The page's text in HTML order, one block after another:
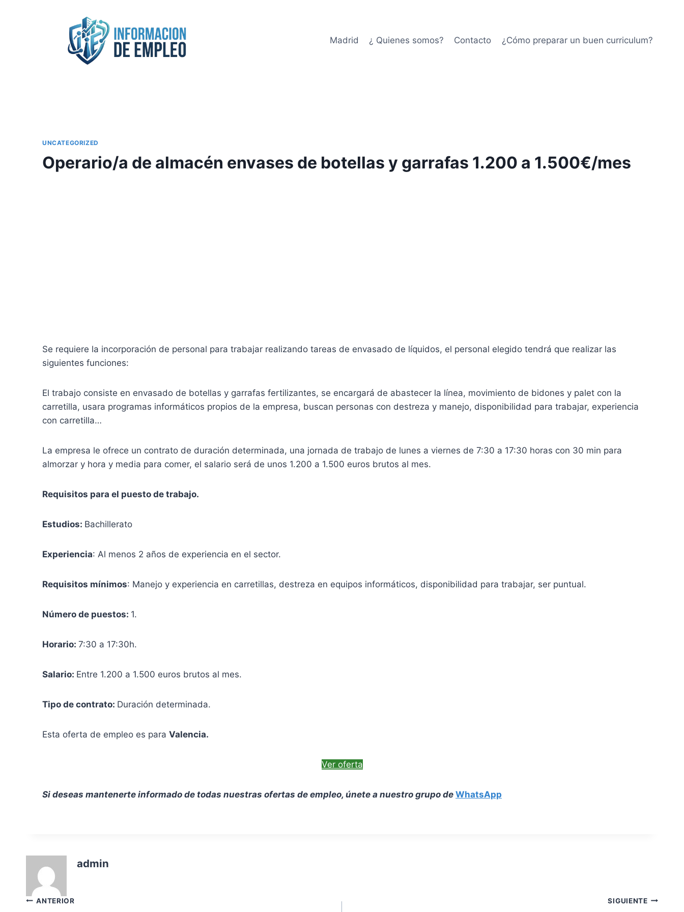
Madrid ¿ Quienes somos? Contacto ¿Cómo preparar un buen curriculum?
UNCATEGORIZED
Operario/a de almacén envases de botellas y garrafas 1.200 a 1.500€/mes
Se requiere la incorporación de personal para trabajar realizando tareas de envasado de líquidos, el personal elegido tendrá que realizar las
siguientes funciones:
El trabajo consiste en envasado de botellas y garrafas fertilizantes, se encargará de abastecer la línea, movimiento de bidones y palet con la
carretilla, usara programas informáticos propios de la empresa, buscan personas con destreza y manejo, disponibilidad para trabajar, experiencia
con carretilla…
La empresa le ofrece un contrato de duración determinada, una jornada de trabajo de lunes a viernes de 7:30 a 17:30 horas con 30 min para
almorzar y hora y media para comer, el salario será de unos 1.200 a 1.500 euros brutos al mes.
Requisitos para el puesto de trabajo.
Estudios: Bachillerato
Experiencia: Al menos 2 años de experiencia en el sector.
Requisitos mínimos: Manejo y experiencia en carretillas, destreza en equipos informáticos, disponibilidad para trabajar, ser puntual.
Número de puestos: 1.
Horario: 7:30 a 17:30h.
Salario: Entre 1.200 a 1.500 euros brutos al mes.
Tipo de contrato: Duración determinada.
Esta oferta de empleo es para Valencia.
Ver oferta
Si deseas mantenerte informado de todas nuestras ofertas de empleo, únete a nuestro grupo de WhatsApp
admin
Navegación
ANTERIOR SIGUIENTE